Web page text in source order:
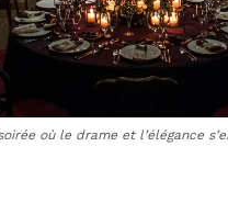
où le drame et l’élégance